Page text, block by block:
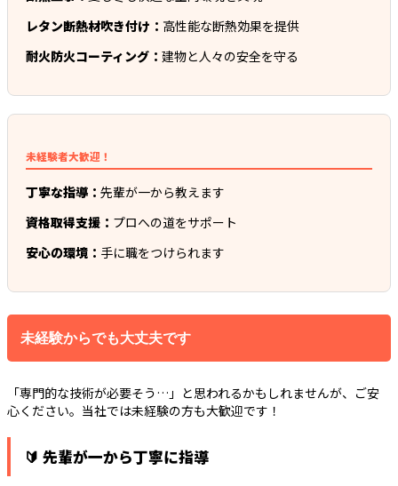
レタン断熱材吹き付け： 高性能な断熱効果を提供
耐火防火コーティング： 建物と人々の安全を守る
未経験者大歓迎！
丁寧な指導： 先輩が一から教えます
資格取得支援： プロへの道をサポート
安心の環境： 手に職をつけられます
未経験からでも大丈夫です
「専門的な技術が必要そう…」と思われるかもしれませんが、ご安
心ください。当社では未経験の方も大歓迎です！
🔰 先輩が一から丁寧に指導